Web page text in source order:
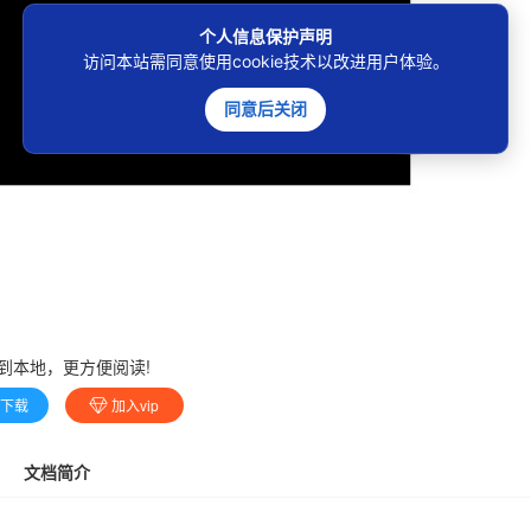
本地，更方便阅读!
载 加入vip
文档简介
个人信息保护声明
访问本站需同意使用cookie技术以改进用户体验。
同意后关闭